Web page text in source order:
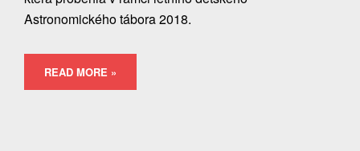
Astronomického tábora 2018.
READ MORE »